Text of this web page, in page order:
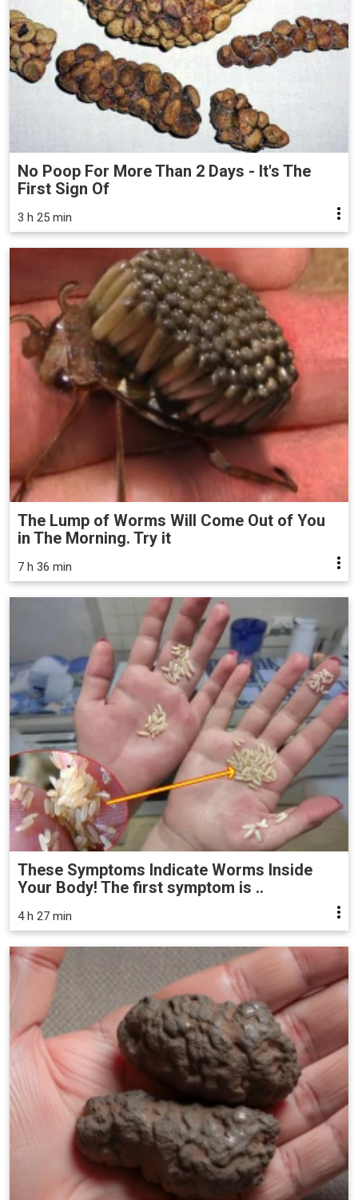
No Poop For More Than 2 Days - It's The
First Sign Of
3 h 25 min
The Lump of Worms Will Come Out of You
in The Morning. Try it
7 h 36 min
These Symptoms Indicate Worms Inside
Your Body! The first symptom is ..
4 h 27 min